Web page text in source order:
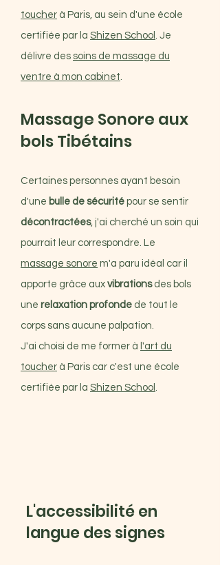
toucher à Paris, au sein d'une école
certifiée par la Shizen School . Je
délivre des soins de massage du
ventre à mon cabinet.
Massage Sonore aux
bols Tibétains
Certaines personnes ayant besoin
d'une bulle de sécurité pour se sentir
décontractées, j'ai cherché un soin qui
pourrait leur correspondre. Le
massage sonore m'a paru idéal car il
apporte grâce aux vibrations des bols
une relaxation profonde de tout le
corps sans aucune palpation.
J'ai choisi de me former à l'art du
toucher à Paris car c'est une école
certifiée par la Shizen School .
L'accessibilité en
langue des signes